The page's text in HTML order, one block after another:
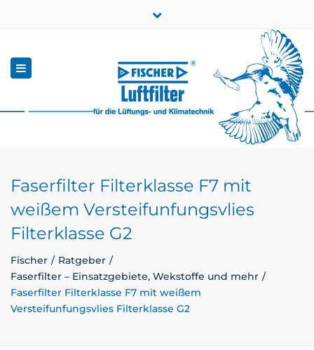
info.dett@fischer-luftfilter.de
EN Zum Online-Shop
bar
Toggle
navigation
Faserfilter Filterklasse F7 mit
weißem Versteifunfungsvlies
Filterklasse G2
Fischer
Ratgeber
Faserfilter – Einsatzgebiete, Wekstoffe und mehr
Faserfilter Filterklasse F7 mit weißem
Versteifunfungsvlies Filterklasse G2